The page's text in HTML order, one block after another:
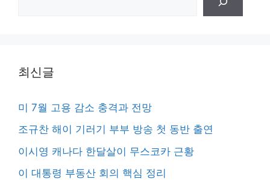
최신글
미 7월 고용 감소 충격과 전망
조규찬 해이 기러기 부부 방송 첫 동반 출연
이시영 캐나다 한달살이 무스코카 근황
이 대통령 부동산 회의 핵심 정리